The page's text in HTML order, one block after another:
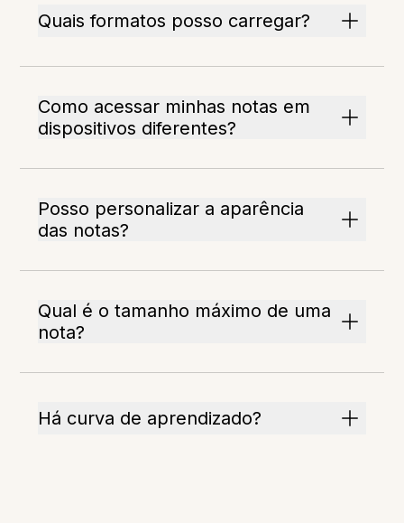
Quais formatos posso carregar?
Como acessar minhas notas em
dispositivos diferentes?
Posso personalizar a aparência
das notas?
Qual é o tamanho máximo de uma
nota?
Há curva de aprendizado?